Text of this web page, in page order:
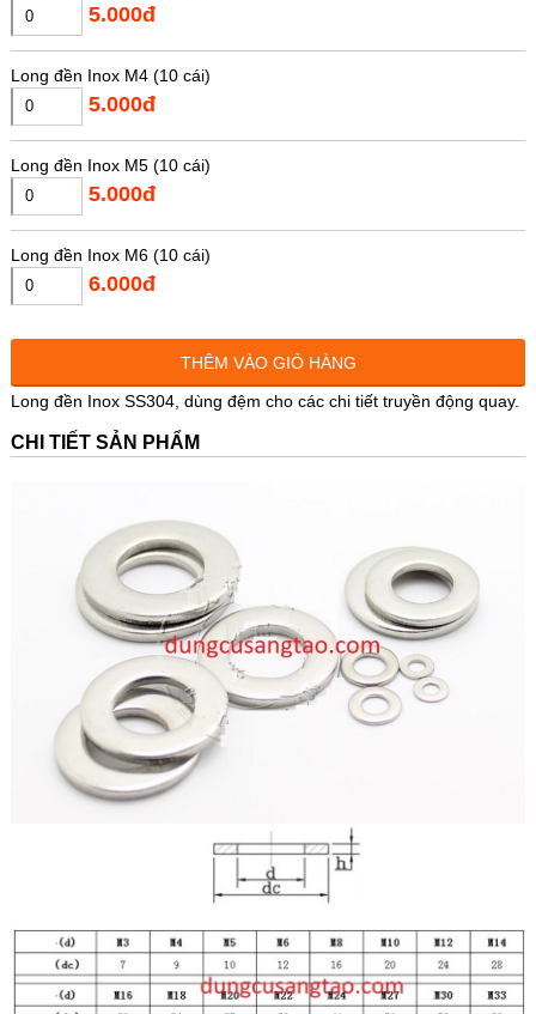
5.000đ
Long đền Inox M4 (10 cái)
5.000đ
Long đền Inox M5 (10 cái)
5.000đ
Long đền Inox M6 (10 cái)
6.000đ
Long đền Inox M8 (10 cái)
THÊM VÀO GIỎ HÀNG
Long đền Inox SS304, dùng đệm cho các chi tiết truyền động quay.
CHI TIẾT SẢN PHẨM